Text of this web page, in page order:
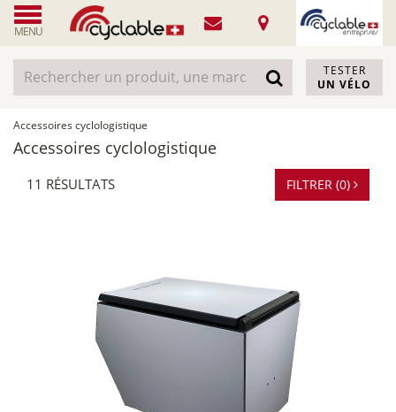
MENU
TESTER
UN VÉLO
Accessoires cyclologistique
Accessoires cyclologistique
11 RÉSULTATS FILTRER (0)